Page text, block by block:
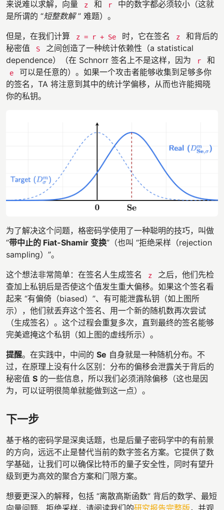
来说难以求解，向量
z 和 r
中的数字都必须较小（这就
是所谓的 “短整数解” 难题）。
但是，在我们计算
z = r + Se 时，它在签名 z
和背后的
秘密值
S
之间创造了一种统计依赖性（a statistical
dependence）（在 Schnorr 签名上不是这样，因为
r 和
e
可以是任意的）。如果一个攻击者能够收集到足够多你
的签名，TA 将注意到其中的统计学偏移，从而也许能揭晓
你的私钥。
为了解决这个问题，格密码学使用了一种聪明的技巧，叫做
“带中止的 Fiat-Shamir 变换”（也叫 “拒绝采样（rejection
sampling）”。
这个想法非常简单：在签名人生成签名
z
之后，他们先检
查加上私钥后是否使这个值发生重大偏移。如果这个签名看
起来 “有偏倚（biased）”、有可能泄露私钥（如上图所
示），他们就丢弃这个签名、用一个新的随机数再次尝试
（生成签名）。这个过程会重复多次，直到最终的签名能够
完美遮掩这个私钥（如上图的虚线所示）。
提醒。在实践中，中间的 Se 自身就是一种随机分布。不
过，在原理上没有什么区别：分布的偏移会泄露关于背后的
秘密值 S 的一些信息，所以我们必须消除偏移（这也是因
为，可以证明很简单就能做到这一点）。
下一步
基于格的密码学是深奥话题，也是后量子密码学中的有前景
的方向，远远不止是替代当前的数字签名方案。它提供了数
学基础，让我们可以确保比特币的量子安全性，同时有望升
级到更为高效的聚合方案和门限方案。
想要更深入的解释，包括 “离散高斯函数” 背后的数学、最短